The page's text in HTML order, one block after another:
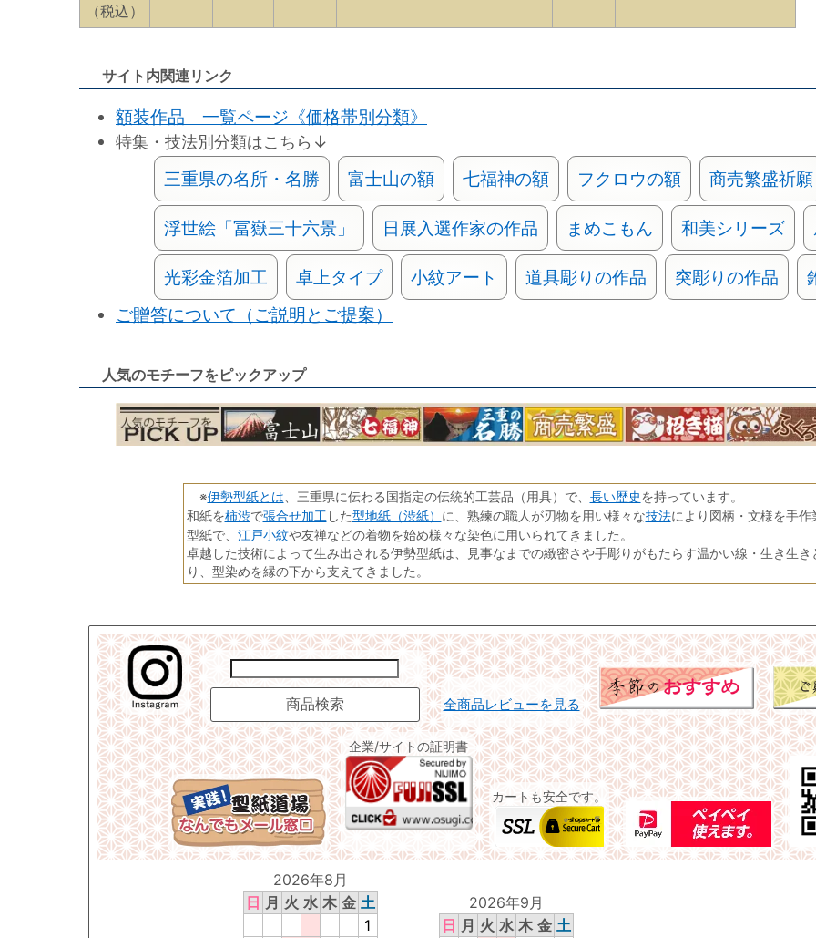
（税込）
サイト内関連リンク
額装作品 一覧ページ《価格帯別分類》
特集・技法別分類はこちら↓
三重県の名所・名勝 富士山の額 七福神の額 フクロウの額 商売繁盛祈願
浮世絵「冨嶽三十六景」 日展入選作家の作品 まめこもん 和美シリーズ
光彩金箔加工 卓上タイプ 小紋アート 道具彫りの作品 突彫りの作品
ご贈答について（ご説明とご提案）
人気のモチーフをピックアップ
※伊勢型紙とは 、三重県に伝わる国指定の伝統的工芸品（用具）で、 長い歴史を持っています。
和紙を柿渋で張合せ加工 した型地紙（渋紙） に、熟練の職人が刃物を用い様々な技法により図柄・文様を手作
型紙で、 江戸小紋や友禅などの着物を始め様々な染色に用いられてきました。
卓越した技術によって生み出される伊勢型紙は、見事なまでの緻密さや手彫りがもたらす温かい線・生き生き
り、型染めを縁の下から支えてきました。
全商品レビューを見る
企業/サイトの証明書
カートも安全です。
2026年8月
日 月 火 水 木 金 土
1
2026年9月
日 月 火 水 木 金 土